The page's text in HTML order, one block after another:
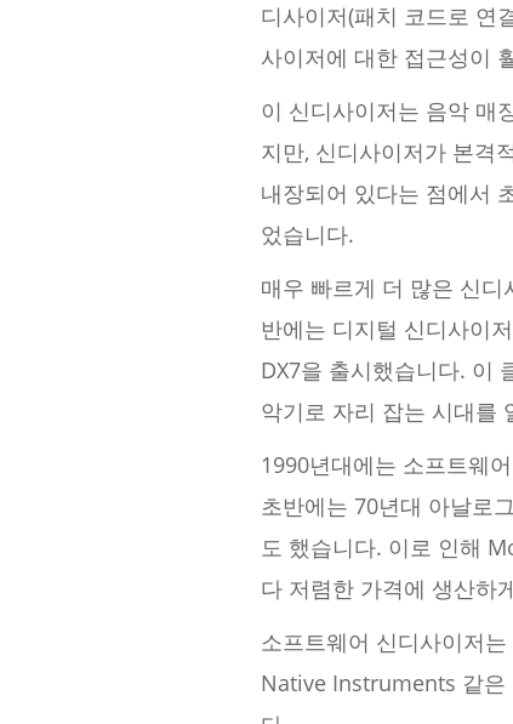
디사이저(패치 코드로 연
사이저에 대한 접근성이
이 신디사이저는 음악 매
지만, 신디사이저가 본격
내장되어 있다는 점에서
었습니다.
매우 빠르게 더 많은 신디
반에는 디지털 신디사이
DX7을 출시했습니다. 이
악기로 자리 잡는 시대를
1990년대에는 소프트웨
초반에는 70년대 아날로
도 했습니다. 이로 인해
다 저렴한 가격에 생산하
소프트웨어 신디사이저
Native Instruments 같은